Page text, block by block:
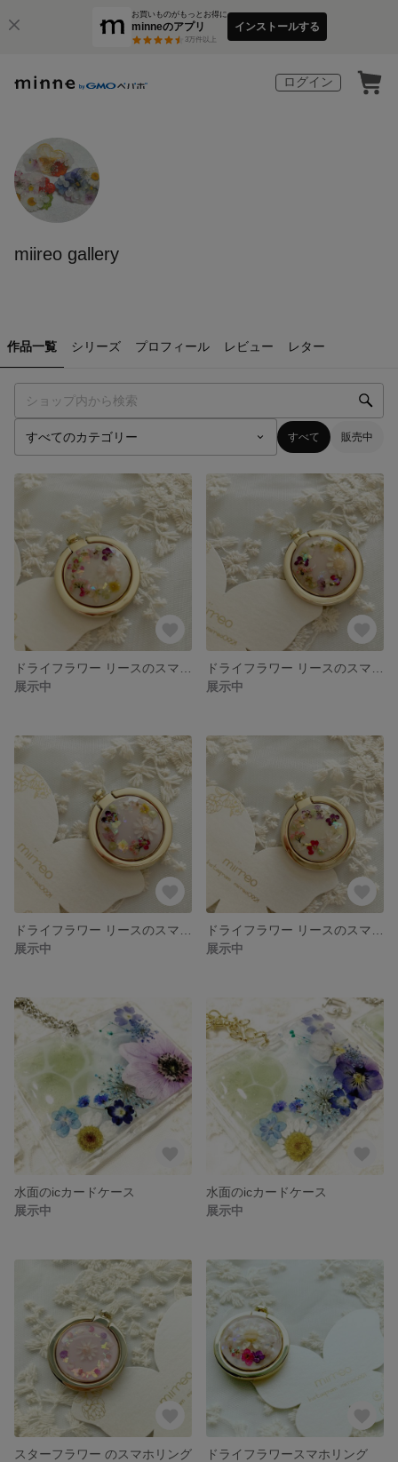
お買いものがもっとお得に
minneのアプリ
3万件以上
インストールする
ログイン
miireo gallery
作品一覧 シリーズ プロフィール レビュー レター
すべて 販売中
展示中
展示中
展示中
展示中
水面のicカードケース
展示中
水面のicカードケース
展示中
スターフラワー のスマホリング
ドライフラワースマホリング